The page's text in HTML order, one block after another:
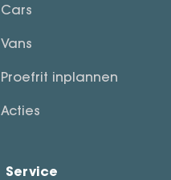
Cars
Vans
Proefrit inplannen
Acties
Service